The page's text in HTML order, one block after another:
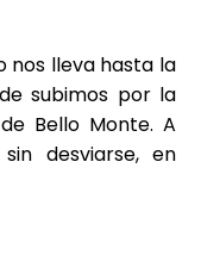
nos lleva hasta la
subimos por la
Bello Monte. A
desviarse, en